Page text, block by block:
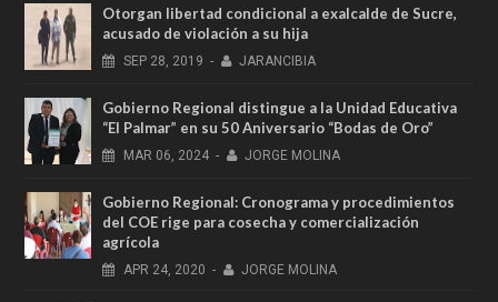
Otorgan libertad condicional a exalcalde de Sucre,
acusado de violación a su hija
SEP 28, 2019 - JARANCIBIA
Gobierno Regional distingue a la Unidad Educativa
“El Palmar” en su 50 Aniversario “Bodas de Oro”
MAR 06, 2024 - JORGE MOLINA
Gobierno Regional: Cronograma y procedimientos
del COE rige para cosecha y comercialización
agrícola
APR 24, 2020 - JORGE MOLINA